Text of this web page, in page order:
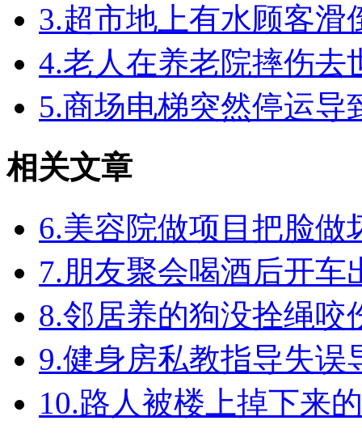
3.超市地上有水顾客
4.老人在养老院摔伤去
5.商场电梯突然停运
相关文章
6.美容院做项目把脸做
7.朋友聚会喝酒后开
8.邻居养的狗没拴绳
9.健身房私教指导失
10.路人被楼上掉下来